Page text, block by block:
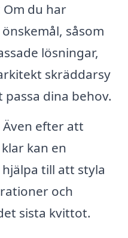
Om du har
såsom
lösningar,
skräddarsy
dina behov.
Även efter att
kan en
till att styla
och
sista kvittot.